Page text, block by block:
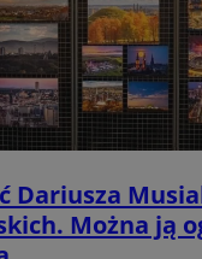
Dariusza
Można ją